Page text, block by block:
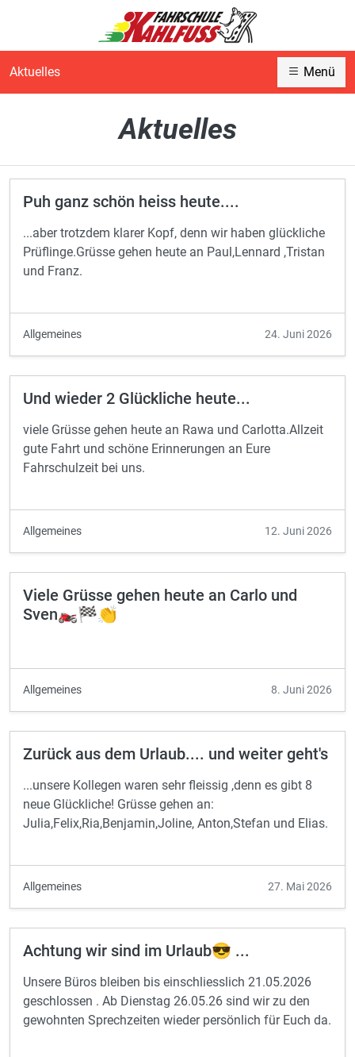
Aktuelles Menü
Aktuelles
Puh ganz schön heiss heute....
...aber trotzdem klarer Kopf, denn wir haben glückliche
Prüflinge.Grüsse gehen heute an Paul,Lennard ,Tristan
und Franz.
Allgemeines 24. Juni 2026
Und wieder 2 Glückliche heute...
viele Grüsse gehen heute an Rawa und Carlotta.Allzeit
gute Fahrt und schöne Erinnerungen an Eure
Fahrschulzeit bei uns.
Allgemeines 12. Juni 2026
Viele Grüsse gehen heute an Carlo und
Sven🏍️🏁👏
Allgemeines 8. Juni 2026
Zurück aus dem Urlaub.... und weiter geht's
...unsere Kollegen waren sehr fleissig ,denn es gibt 8
neue Glückliche! Grüsse gehen an:
Julia,Felix,Ria,Benjamin,Joline, Anton,Stefan und Elias.
Allgemeines 27. Mai 2026
Achtung wir sind im Urlaub😎 ...
Unsere Büros bleiben bis einschliesslich 21.05.2026
geschlossen . Ab Dienstag 26.05.26 sind wir zu den
gewohnten Sprechzeiten wieder persönlich für Euch da.